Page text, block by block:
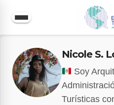
contenido
Nicole S.
Soy
Turísticas